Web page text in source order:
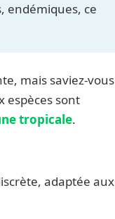
endémiques, ce
mais saviez-vous
espèces sont
tropicale.
adaptée aux